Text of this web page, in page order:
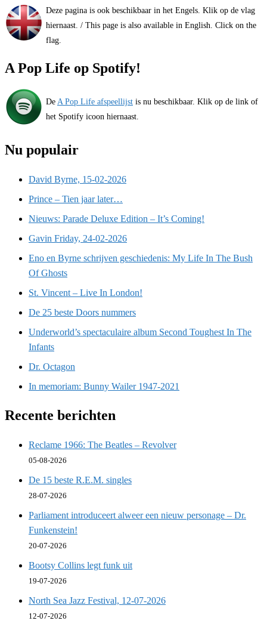
Deze pagina is ook beschikbaar in het Engels. Klik op de vlag
hiernaast. / This page is also available in English. Click on the
flag.
A Pop Life op Spotify!
De A Pop Life afspeellijst is nu beschikbaar. Klik op de link of
het Spotify icoon hiernaast.
Nu populair
David Byrne, 15-02-2026
Prince – Tien jaar later…
Nieuws: Parade Deluxe Edition – It’s Coming!
Gavin Friday, 24-02-2026
Eno en Byrne schrijven geschiedenis: My Life In The Bush
Of Ghosts
St. Vincent – Live In London!
De 25 beste Doors nummers
Underworld’s spectaculaire album Second Toughest In The
Infants
Dr. Octagon
In memoriam: Bunny Wailer 1947-2021
Recente berichten
Reclame 1966: The Beatles – Revolver
05-08-2026
De 15 beste R.E.M. singles
28-07-2026
Parliament introduceert alweer een nieuw personage – Dr.
Funkenstein!
20-07-2026
Bootsy Collins legt funk uit
19-07-2026
North Sea Jazz Festival, 12-07-2026
12-07-2026